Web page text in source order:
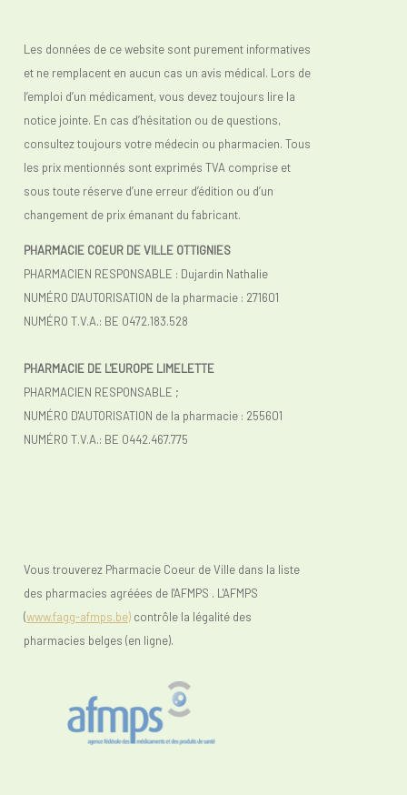
Les données de ce website sont purement informatives
et ne remplacent en aucun cas un avis médical. Lors de
l’emploi d’un médicament, vous devez toujours lire la
notice jointe. En cas d’hésitation ou de questions,
consultez toujours votre médecin ou pharmacien. Tous
les prix mentionnés sont exprimés TVA comprise et
sous toute réserve d’une erreur d’édition ou d’un
changement de prix émanant du fabricant.
PHARMACIE COEUR DE VILLE OTTIGNIES
PHARMACIEN RESPONSABLE : Dujardin Nathalie
NUMÉRO D'AUTORISATION de la pharmacie : 271601
NUMÉRO T.V.A.: BE 0472.183.528
PHARMACIE DE L'EUROPE LIMELETTE
PHARMACIEN RESPONSABLE ;
NUMÉRO D'AUTORISATION de la pharmacie : 255601
NUMÉRO T.V.A.: BE 0442.467.775
Vous trouverez Pharmacie Coeur de Ville dans la liste
des pharmacies agréées de l'AFMPS . L'AFMPS
(www.fagg-afmps.be) contrôle la légalité des
pharmacies belges (en ligne).